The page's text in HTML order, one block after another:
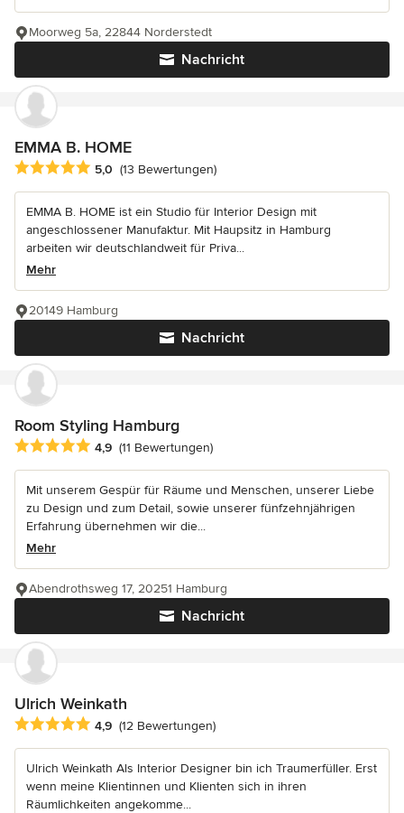
Nachricht
Moorweg 5a, 22844 Norderstedt
EMMA B. HOME
Durchschnittliche Bewertung: 5 von 5 Sternen
5,0 (13 Bewertungen)
EMMA B. HOME ist ein Studio für Interior Design mit
angeschlossener Manufaktur. Mit Haupsitz in Hamburg
arbeiten wir deutschlandweit für Priva...
Mehr
Nachricht
20149 Hamburg
Room Styling Hamburg
Durchschnittliche Bewertung: 4.9 von 5 Sternen
4,9 (11 Bewertungen)
Mit unserem Gespür für Räume und Menschen, unserer Liebe
zu Design und zum Detail, sowie unserer fünfzehnjährigen
Erfahrung übernehmen wir die...
Mehr
Nachricht
Abendrothsweg 17, 20251 Hamburg
Ulrich Weinkath
Durchschnittliche Bewertung: 4.9 von 5 Sternen
4,9 (12 Bewertungen)
Ulrich Weinkath Als Interior Designer bin ich Traumerfüller. Erst
wenn meine Klientinnen und Klienten sich in ihren
Räumlichkeiten angekomme...